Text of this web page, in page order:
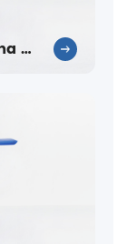
Válvula de mariposa de turbina (alta temperatura)